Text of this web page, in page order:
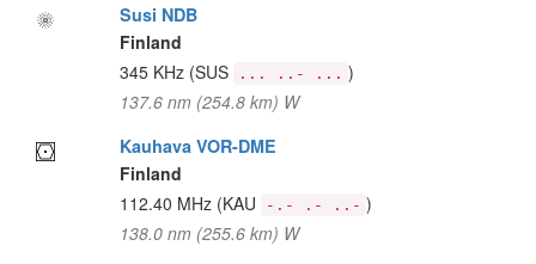
Susi NDB
Finland
345 KHz (SUS ... ..- ... )
137.6 nm (254.8 km) W
Kauhava VOR-DME
Finland
112.40 MHz (KAU -.- .- ..- )
138.0 nm (255.6 km) W